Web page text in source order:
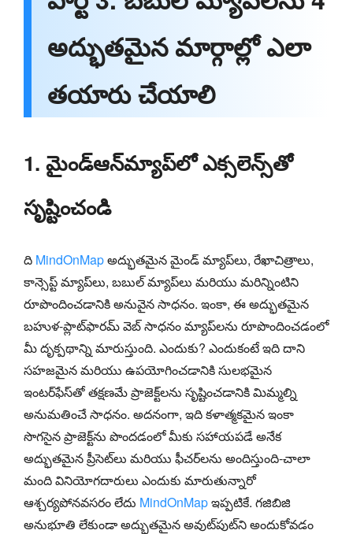
అద్భుతమైన మార్గాల్లో ఎలా
తయారు చేయాలి
1. మైండ్‌ఆన్‌మ్యాప్‌లో ఎక్సలెన్స్‌తో
సృష్టించండి
ది MindOnMapఅద్భుతమైన మైండ్ మ్యాప్‌లు, రేఖాచిత్రాలు,
కాన్సెప్ట్ మ్యాప్‌లు, బబుల్ మ్యాప్‌లు మరియు మరిన్నింటిని
రూపొందించడానికి అనువైన సాధనం. ఇంకా, ఈ అద్భుతమైన
బహుళ-ప్లాట్‌ఫారమ్ వెబ్ సాధనం మ్యాప్‌లను రూపొందించడంలో
మీ దృక్పథాన్ని మారుస్తుంది. ఎందుకు? ఎందుకంటే ఇది దాని
సహజమైన మరియు ఉపయోగించడానికి సులభమైన
ఇంటర్‌ఫేస్‌తో తక్షణమే ప్రాజెక్ట్‌లను సృష్టించడానికి మిమ్మల్ని
అనుమతించే సాధనం. అదనంగా, ఇది కళాత్మకమైన ఇంకా
సొగసైన ప్రాజెక్ట్‌ను పొందడంలో మీకు సహాయపడే అనేక
అద్భుతమైన ప్రీసెట్‌లు మరియు ఫీచర్‌లను అందిస్తుంది-చాలా
మంది వినియోగదారులు ఎందుకు మారుతున్నారో
ఆశ్చర్యపోనవసరం లేదు MindOnMapఇప్పటికే. గజిబిజి
అనుభూతి లేకుండా అద్భుతమైన అవుట్‌పుట్‌ని అందుకోవడం